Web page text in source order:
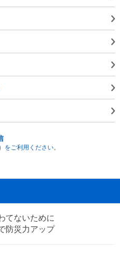
をご利用ください。
てないために
防災力アップ